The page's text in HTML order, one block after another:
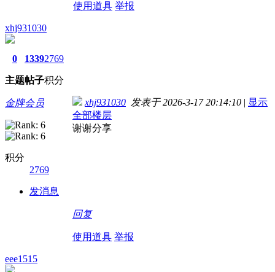
使用道具 举报
xhj931030
0
主题
1339
帖子
2769
积分
金牌会员
积分
2769
发消息
xhj931030 发表于 2026-3-17 20:14:10 | 显示
全部楼层
谢谢分享
回复
使用道具 举报
eee1515